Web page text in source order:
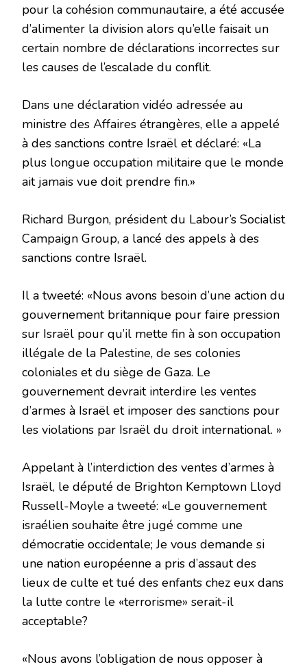
pour la cohésion communautaire, a été accusée
d’alimenter la division alors qu’elle faisait un
certain nombre de déclarations incorrectes sur
les causes de l’escalade du conflit.
Dans une déclaration vidéo adressée au
ministre des Affaires étrangères, elle a appelé
à des sanctions contre Israël et déclaré: «La
plus longue occupation militaire que le monde
ait jamais vue doit prendre fin.»
Richard Burgon, président du Labour’s Socialist
Campaign Group, a lancé des appels à des
sanctions contre Israël.
Il a tweeté: «Nous avons besoin d’une action du
gouvernement britannique pour faire pression
sur Israël pour qu’il mette fin à son occupation
illégale de la Palestine, de ses colonies
coloniales et du siège de Gaza. Le
gouvernement devrait interdire les ventes
d’armes à Israël et imposer des sanctions pour
les violations par Israël du droit international. »
Appelant à l’interdiction des ventes d’armes à
Israël, le député de Brighton Kemptown Lloyd
Russell-Moyle a tweeté: «Le gouvernement
israélien souhaite être jugé comme une
démocratie occidentale; Je vous demande si
une nation européenne a pris d’assaut des
lieux de culte et tué des enfants chez eux dans
la lutte contre le «terrorisme» serait-il
acceptable?
«Nous avons l’obligation de nous opposer à